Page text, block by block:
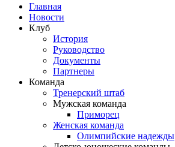
Главная
Новости
Клуб
История
Руководство
Документы
Партнеры
Команда
Тренерский штаб
Мужская команда
Приморец
Женская команда
Олимпийские надежды